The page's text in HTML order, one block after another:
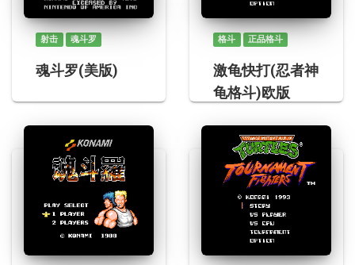
射击 魂斗罗
魂斗罗(美版)
格斗 正品格斗
激龟快打(忍者神
龟格斗)欧版